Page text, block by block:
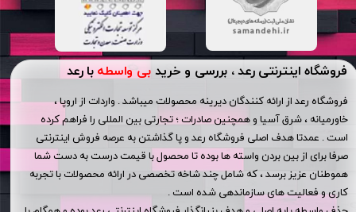
فروشگاه اینترنتی رعد ، بررسی و خرید بی واسطه با رعد
فروشگاه رعد از ارائه کنندگان دیرینه محصولات میباشد . واردات از اروپا ،
خاورمیانه ، شرق آسیا و همچنین صادرات ؛ تجارتی بین المللی را فراهم کرده
است . عمدتا هدف اصلی فروشگاه رعد و پا گذاشتن به عرصه فروش اینترنتی
صرفا برای از بین بردن واسته ها بوده تا محصول با قیمت درست به دست شما
هموطنان عزیز برسد ، که شامل چند شاخه تخصصی در ارائه محصولات با تجربه
کاری و فعالیت های سازماندهی شده است .